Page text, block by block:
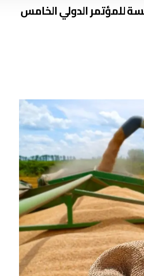
الخامسة للمؤتمر الدولي الخامس